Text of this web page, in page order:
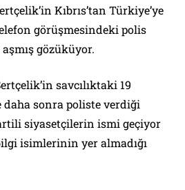
Kıbrıs’tan Türkiye’ye
görüşmesindeki polis
gözüküyor.
savcılıktaki 19
daha sonra poliste verdiği
siyasetçilerin ismi geçiyor
isimlerinin yer almadığı